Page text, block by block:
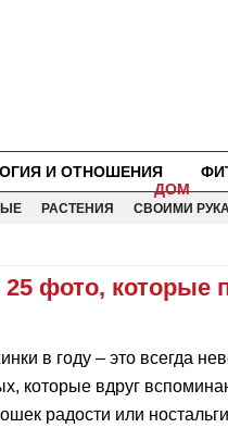
И ОТНОШЕНИЯ
ДОМ
РАСТЕНИЯ СВОИМИ
фото, которые
в году – это всегда
которые вдруг
радости или